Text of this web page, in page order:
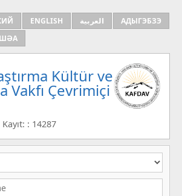
ENGLISH العربية
АДЫГЭБЗЭ
Kültür ve
Vakfı Çevrimiçi
: 14287